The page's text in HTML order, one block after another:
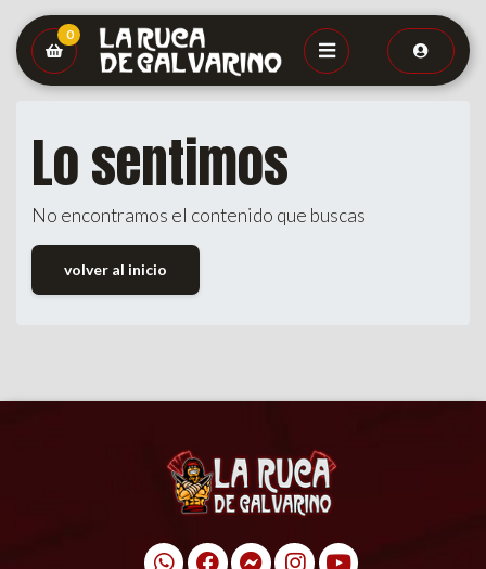
0
Lo sentimos
No encontramos el contenido que buscas
volver al inicio